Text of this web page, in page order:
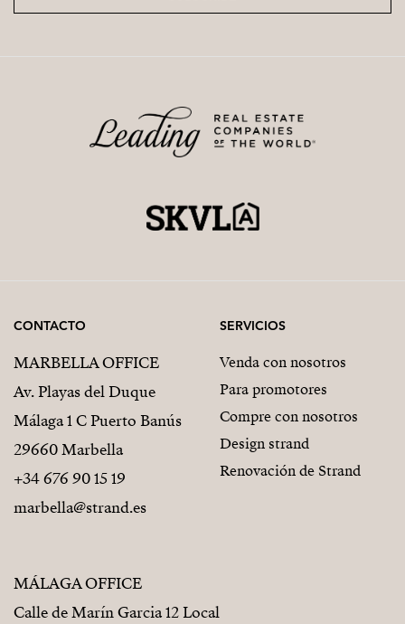
CONTACTO
MARBELLA OFFICE
Av. Playas del Duque
Málaga 1 C Puerto Banús
29660 Marbella
+34 676 90 15 19
marbella@strand.es
MÁLAGA OFFICE
Calle de Marín Garcia 12 Local
SERVICIOS
Venda con nosotros
Para promotores
Compre con nosotros
Design strand
Renovación de Strand